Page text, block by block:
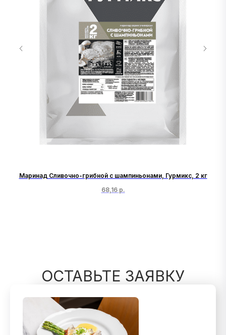
Маринад Сливочно-грибной с шампиньонами, Гурмикс, 2 кг
68,16 р.
ОСТАВЬТЕ ЗАЯВКУ